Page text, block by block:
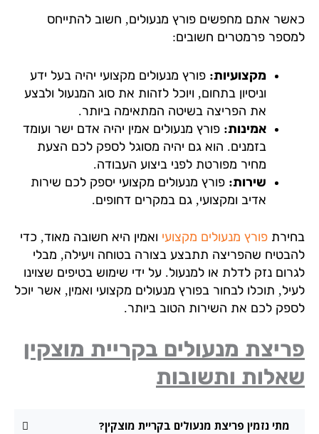
אתם מחפשים פורץ מנעולים, חשוב להתייחס
פרמטרים חשובים:
מקצועיות:פורץ מנעולים מקצועי יהיה בעל ידע
וניסיון בתחום, ויוכל לזהות את סוג המנעול ולבצע
את הפריצה בשיטה המתאימה ביותר.
אמינות:פורץ מנעולים אמין יהיה אדם ישר ועומד
בזמנים. הוא גם יהיה מסוגל לספק לכם הצעת
מחיר מפורטת לפני ביצוע העבודה.
שירות:פורץ מנעולים מקצועי יספק לכם שירות
אדיב ומקצועי, גם במקרים דחופים.
פורץ מנעולים מקצועיואמין היא חשובה מאוד, כדי
שהפריצה תתבצע בצורה בטוחה ויעילה, מבלי
נזק לדלת או למנעול. על ידי שימוש בטיפים שצוינו
תוכלו לבחור בפורץ מנעולים מקצועי ואמין, אשר יוכל
לכם את השירות הטוב ביותר.
מנעולים בקריית מוצקין
ותשובות
מתי נזמין פריצת מנעולים בקריית מוצקין?